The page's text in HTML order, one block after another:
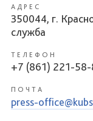
АДРЕС
350044, г.
служба
ТЕЛЕФОН
+7 (861) 221-
ПОЧТА
press-